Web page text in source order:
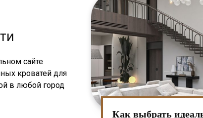
сайте
кроватей для
в любой город
Как выбрать